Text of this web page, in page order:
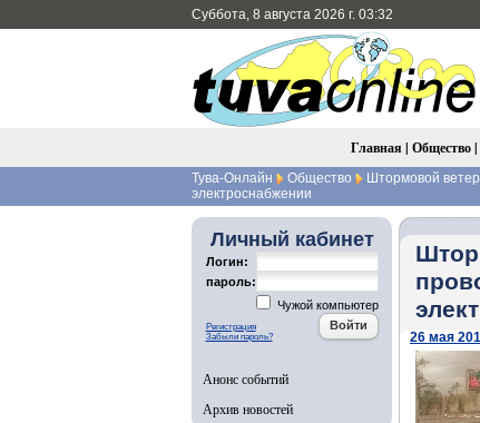
Суббота, 8 августа 2026 г. 03:32
Главная | Общество|
Тува-Онлайн Общество
Штормовой
электроснабжении
Личный кабинет
Логин:
пароль:
Чужой компьютер
Регистрация
Забыли пароль?
Анонс событий
Архив новостей
26 мая